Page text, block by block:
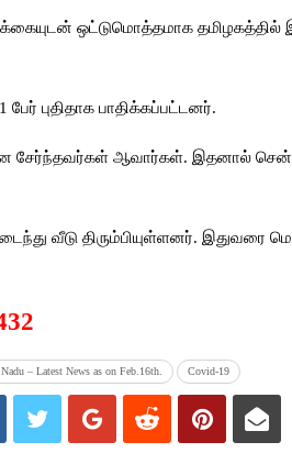
ஒட்டுமொத்தமாக தமிழகத்தில்
புதிதாக பாதிக்கப்பட்டனர்.
சேர்ந்தவர்கள் ஆவார்கள். இதனால்
வீடு திரும்பியுள்ளனர். இதுவரை
– Latest News as on Feb.16th. Covid-19